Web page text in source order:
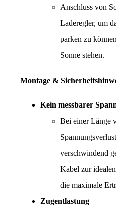
Anschluss von
Laderegler, um
parken zu
Sonne stehen.
Montage &
Kein messbarer
Bei einer Länge
verschwindend
Kabel zur
die maximale
Zugentlastung